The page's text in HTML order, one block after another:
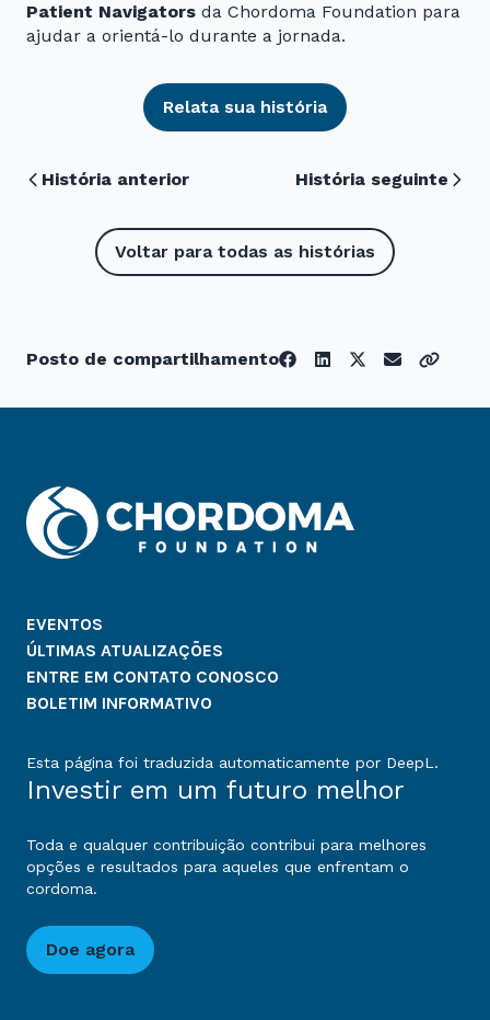
Patient Navigators da Chordoma Foundation para
ajudar a orientá-lo durante a jornada.
Relata sua história
História anterior História seguinte
Voltar para todas as histórias
Posto de compartilhamento
EVENTOS
ÚLTIMAS ATUALIZAÇÕES
ENTRE EM CONTATO CONOSCO
BOLETIM INFORMATIVO
Esta página foi traduzida automaticamente por DeepL.
Investir em um futuro melhor
Toda e qualquer contribuição contribui para melhores
opções e resultados para aqueles que enfrentam o
cordoma.
Doe agora